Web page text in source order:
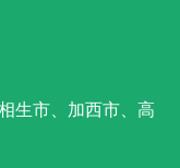
生市、加西市、高